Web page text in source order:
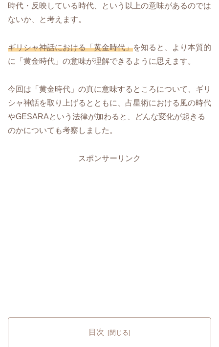
時代・反映している時代、という以上の意味があるのでは
ないか、と考えます。
ギリシャ神話における「黄金時代」を知ると、より本質的
に「黄金時代」の意味が理解できるように思えます。
今回は「黄金時代」の真に意味するところについて、ギリ
シャ神話を取り上げるとともに、占星術における風の時代
やGESARAという法律が加わると、どんな変化が起きる
のかについても考察しました。
スポンサーリンク
目次